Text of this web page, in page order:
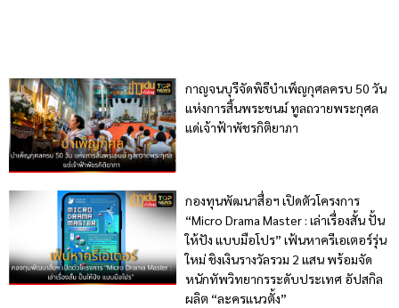
กาญจนบุรีจัดพิธีบำเพ็ญกุศลครบ 50 วัน
แห่งการสิ้นพระชนม์ ทูลถวายพระกุศล
แด่เจ้าฟ้าพัชรกิติยาภา
กองทุนพัฒนาสื่อฯ เปิดตัวโครงการ
“Micro Drama Master : เล่าเรื่องสั้น ปั้น
ให้ปัง แบบมือโปร” เฟ้นหาครีเอเตอร์รุ่น
ใหม่ ชิงเงินรางวัลรวม 2 แสน พร้อมจัด
หนักทัพวิทยากรระดับประเทศ อัปสกิล
ผลิต “ละครแนวตั้ง”